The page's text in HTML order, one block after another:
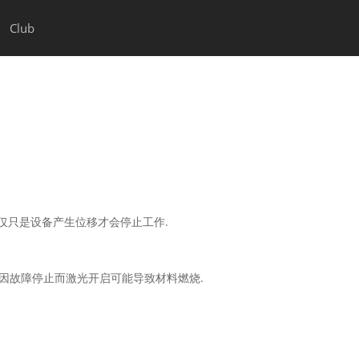
Club
只是设备产生位移才会停止工作.
故障停止而激光开启可能导致材料燃烧.